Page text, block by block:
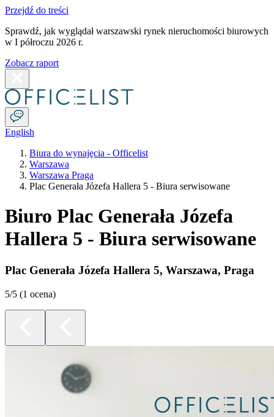
Przejdź do treści
Sprawdź, jak wyglądał warszawski rynek nieruchomości biurowych
w I półroczu 2026 r.
Zobacz raport
English
Biura do wynajęcia - Officelist
Warszawa
Warszawa Praga
Plac Generała Józefa Hallera 5 - Biura serwisowane
Biuro Plac Generała Józefa
Hallera 5 - Biura serwisowane
Plac Generała Józefa Hallera 5, Warszawa, Praga
5/5 (1 ocena)